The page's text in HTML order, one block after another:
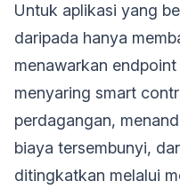
Untuk aplikasi yang
daripada hanya
menawarkan
menyaring smart
perdagangan,
biaya tersembunyi,
ditingkatkan melalui